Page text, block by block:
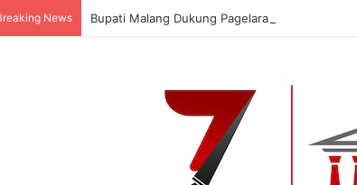
News Bupati Malang Dukung Pagelaran Ludruk